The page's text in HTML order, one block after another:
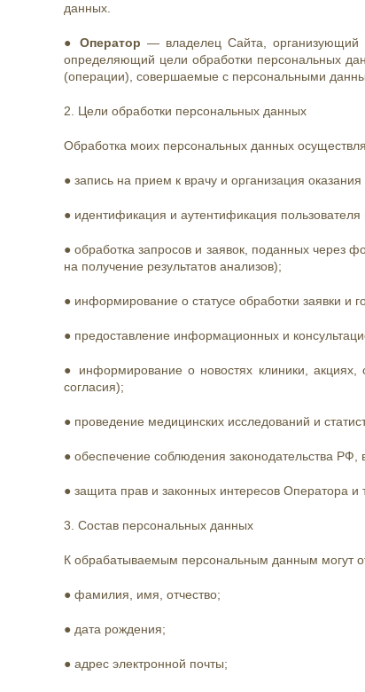
данных.
●Оператор — владелец Сайта, организующий
определяющий цели обработки персональных
(операции), совершаемые с персональными
2. Цели обработки персональных данных
Обработка моих персональных данных
● запись на прием к врачу и организация оказания
● идентификация и аутентификация пользователя
● обработка запросов и заявок, поданных через
на получение результатов анализов);
● информирование о статусе обработки заявки и
● предоставление информационных и
● информирование о новостях клиники, акциях,
согласия);
● проведение медицинских исследований и
● обеспечение соблюдения законодательства
● защита прав и законных интересов Оператора и
3. Состав персональных данных
К обрабатываемым персональным данным могут
● фамилия, имя, отчество;
● дата рождения;
● адрес электронной почты;